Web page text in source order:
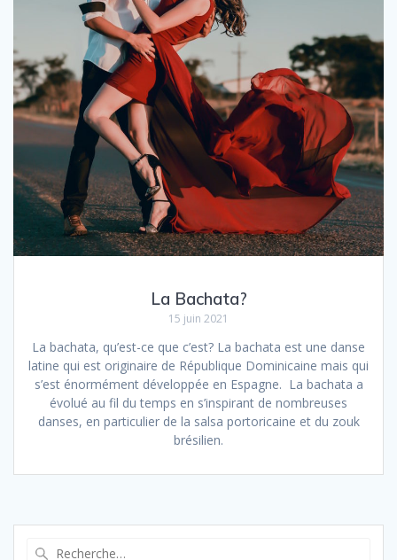
La Bachata?
15 juin 2021
La bachata, qu’est-ce que c’est? La bachata est une danse
latine qui est originaire de République Dominicaine mais qui
s’est énormément développée en Espagne. La bachata a
évolué au fil du temps en s’inspirant de nombreuses
danses, en particulier de la salsa portoricaine et du zouk
brésilien.